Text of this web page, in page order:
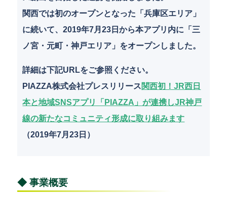
k
関西では初のオープンとなった「兵庫区エリア」
に続いて、2019年7月23日から本アプリ内に「三
ノ宮・元町・神戸エリア」をオープンしました。
詳細は下記URLをご参照ください。
PIAZZA株式会社プレスリリース関西初！JR西日
本と地域SNSアプリ「PIAZZA」が連携しJR神戸
線の新たなコミュニティ形成に取り組みます
（2019年7月23日）
◆ 事業概要